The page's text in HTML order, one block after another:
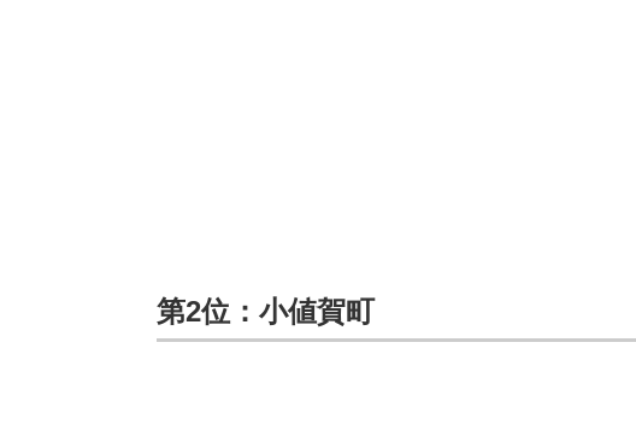
第2位：小値賀町